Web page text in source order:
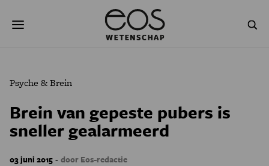
naar
NATUURWETENSCHAPPEN
PSYCHE & BREIN
Psyche & Brein
Brein van gepeste pubers is
sneller gealarmeerd
03 juni 2015 - door Eos-redactie